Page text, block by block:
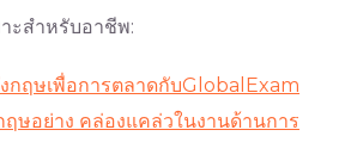
ะสำหรับอาชีพ:
กฤษเพื่อการตลาดกับGlobalExam
ษอย่าง คล่องแคล่วในงานด้านการ